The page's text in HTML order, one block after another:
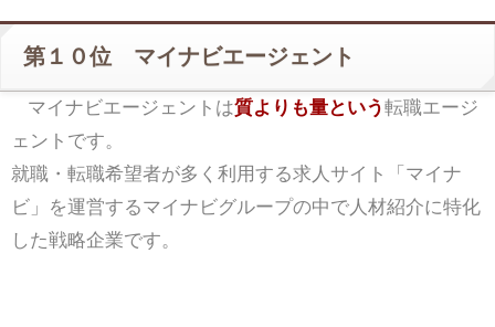
第１０位 マイナビエージェント
マイナビエージェントは質よりも量という転職エージ
ェントです。
就職・転職希望者が多く利用する求人サイト「マイナ
ビ」を運営するマイナビグループの中で人材紹介に特化
した戦略企業です。